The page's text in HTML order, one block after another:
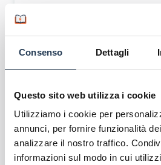
Consenso Dettagli
Questo sito web utilizza i cookie
Utilizziamo i cookie per
annunci, per fornire funzionalità
analizzare il nostro traffico.
informazioni sul modo in cui
Da € 1800 a €
Piano di